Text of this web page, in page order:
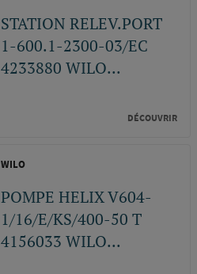
STATION RELEV.PORT
1-600.1-2300-03/EC
4233880 WILO...
DÉCOUVRIR
WILO
POMPE HELIX V604-
1/16/E/KS/400-50 T
4156033 WILO...